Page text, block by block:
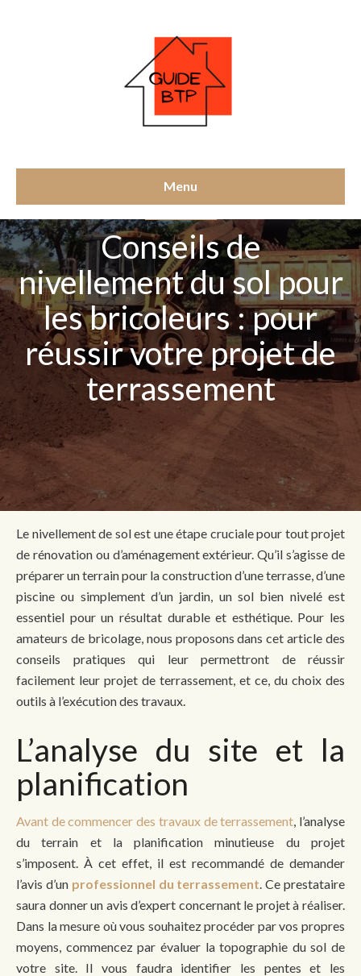
Menu
Conseils de
nivellement du sol pour
les bricoleurs : pour
réussir votre projet de
terrassement
Le nivellement de sol est une étape cruciale pour tout projet
de rénovation ou d’aménagement extérieur. Qu’il s’agisse de
préparer un terrain pour la construction d’une terrasse, d’une
piscine ou simplement d’un jardin, un sol bien nivelé est
essentiel pour un résultat durable et esthétique. Pour les
amateurs de bricolage, nous proposons dans cet article des
conseils pratiques qui leur permettront de réussir
facilement leur projet de terrassement, et ce, du choix des
outils à l’exécution des travaux.
L’analyse du site et la
planification
Avant de commencer des travaux de terrassement , l’analyse
du terrain et la planification minutieuse du projet
s’imposent. À cet effet, il est recommandé de demander
l’avis d’un professionnel du terrassement . Ce prestataire
saura donner un avis d’expert concernant le projet à réaliser.
Dans la mesure où vous souhaitez procéder par vos propres
moyens, commencez par évaluer la topographie du sol de
votre site. Il vous faudra identifier les pentes et les